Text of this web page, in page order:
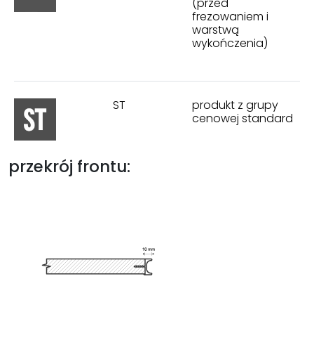
frezowaniem i
warstwą
wykończenia)
ST
produkt z grupy
cenowej standard
przekrój frontu: